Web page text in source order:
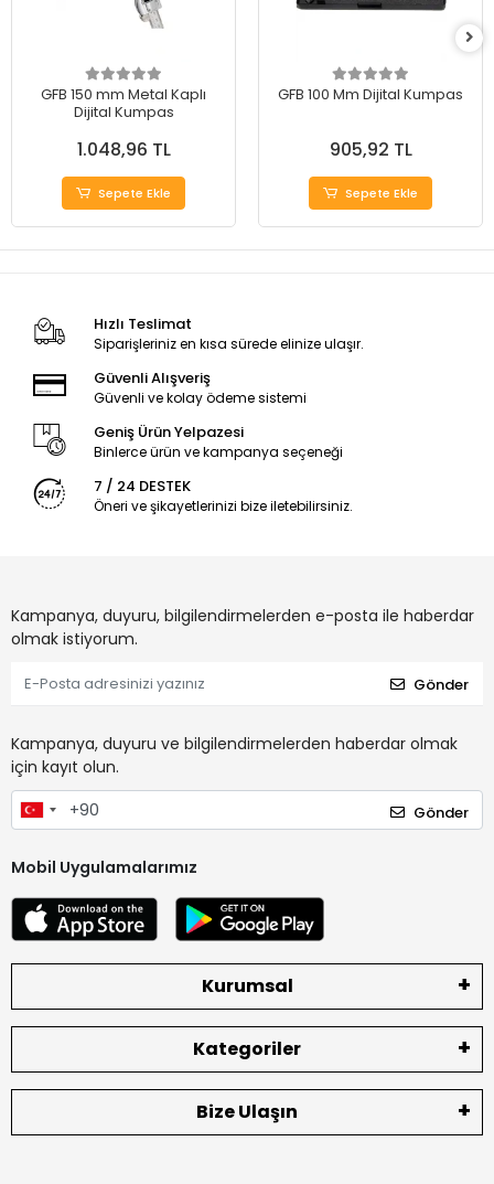
GFB 150 mm Metal Kaplı
Dijital Kumpas
1.048,96 TL
Sepete Ekle
GFB 100 Mm Dijital Kumpas
905,92 TL
Sepete Ekle
Hızlı Teslimat
Siparişleriniz en kısa sürede elinize ulaşır.
Güvenli Alışveriş
Güvenli ve kolay ödeme sistemi
Geniş Ürün Yelpazesi
Binlerce ürün ve kampanya seçeneği
7 / 24 DESTEK
Öneri ve şikayetlerinizi bize iletebilirsiniz.
Kampanya, duyuru, bilgilendirmelerden e-posta ile haberdar
olmak istiyorum.
Gönder
Kampanya, duyuru ve bilgilendirmelerden haberdar olmak
için kayıt olun.
Gönder
Mobil Uygulamalarımız
Kurumsal
Kategoriler
Bize Ulaşın